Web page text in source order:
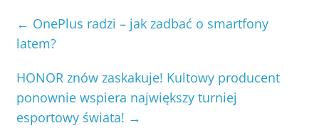
← OnePlus radzi – jak zadbać o smartfony
latem?
HONOR znów zaskakuje! Kultowy producent
ponownie wspiera największy turniej
esportowy świata! →